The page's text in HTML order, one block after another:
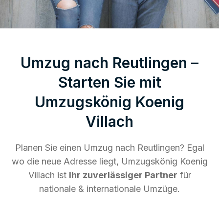
Umzug nach Reutlingen –
Starten Sie mit
Umzugskönig Koenig
Villach
Planen Sie einen Umzug nach Reutlingen? Egal
wo die neue Adresse liegt, Umzugskönig Koenig
Villach ist Ihr zuverlässiger Partner für
nationale & internationale Umzüge.